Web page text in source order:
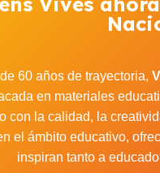
60 años de trayectoria,
en materiales
con la calidad, la
el ámbito educativo,
inspiran tanto a